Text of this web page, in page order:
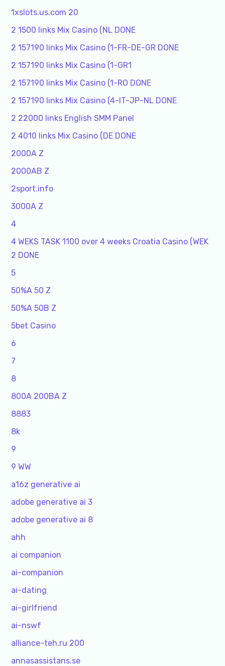
1xslots.us.com 20
2 1500 links Mix Casino (NL DONE
2 157190 links Mix Casino (1-FR-DE-GR DONE
2 157190 links Mix Casino (1-GR1
2 157190 links Mix Casino (1-RO DONE
2 157190 links Mix Casino (4-IT-JP-NL DONE
2 22000 links English SMM Panel
2 4010 links Mix Casino (DE DONE
2000A Z
2000AB Z
2sport.info
3000A Z
4
4 WEKS TASK 1100 over 4 weeks Croatia Casino (WEK
2 DONE
5
50%A 50 Z
50%A 50B Z
5bet Casino
6
7
8
800A 200BA Z
8883
8k
9
9 WW
a16z generative ai
adobe generative ai 3
adobe generative ai 8
ahh
ai companion
ai-companion
ai-dating
ai-girlfriend
ai-nswf
alliance-teh.ru 200
annasassistans.se